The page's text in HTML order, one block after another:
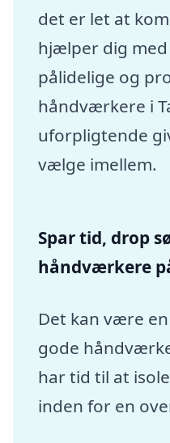
det er let at
hjælper dig
pålidelige og
håndværkere i
uforpligtende
vælge imellem.
Spar tid, drop
håndværkere
Det kan være
gode
har tid til at
inden for en